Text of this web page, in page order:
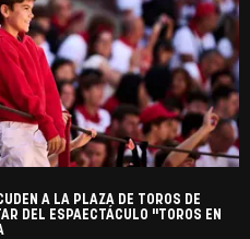
A LA PLAZA DE TOROS DE
DEL ESPAECTÁCULO "TOROS EN